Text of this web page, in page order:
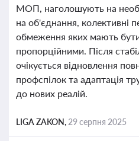
МОП, наголошують на
на об'єднання, колективні
обмеження яких мають
пропорційними. Після
очікується відновлення
профспілок та адаптація
до нових реалій.
LIGA ZAKON, 29 серпня 2025